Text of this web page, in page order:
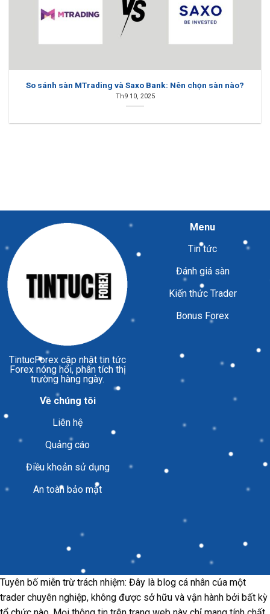
So sánh sàn MTrading và Saxo Bank: Nên chọn sàn nào?
Th9 10, 2025
TintucForex cập nhật tin tức
Forex nóng hổi, phân tích thị
trường hàng ngày.
Menu
Tin tức
Đánh giá sàn
Kiến thức Trader
Bonus Forex
Về chúng tôi
Liên hệ
Quảng cáo
Điều khoản sử dụng
An toàn bảo mật
Tuyên bố miễn trừ trách nhiệm: Đây là blog cá nhân của một
trader chuyên nghiệp, không được sở hữu và vận hành bởi bất kỳ